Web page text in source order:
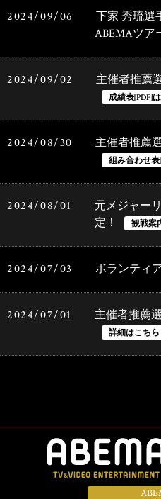
2024/09/06
下家 秀琉選
ABEMAツア
2024/09/02 主催者推薦
2024/08/30 主催者推薦
2024/08/01
元メジャー
定！
2024/07/03 ボランティ
2024/07/01 主催者推薦